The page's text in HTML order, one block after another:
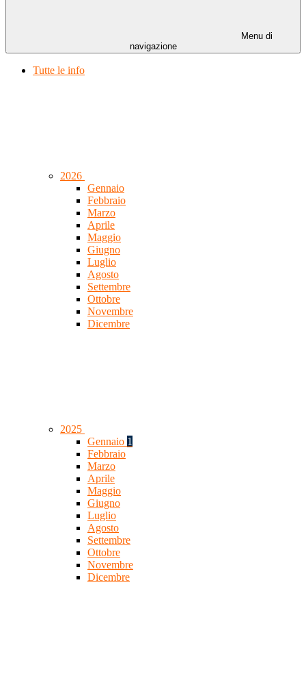
Menu di
navigazione
Tutte le info
2026
Gennaio
Febbraio
Marzo
Aprile
Maggio
Giugno
Luglio
Agosto
Settembre
Ottobre
Novembre
Dicembre
2025
Gennaio 1
Febbraio
Marzo
Aprile
Maggio
Giugno
Luglio
Agosto
Settembre
Ottobre
Novembre
Dicembre